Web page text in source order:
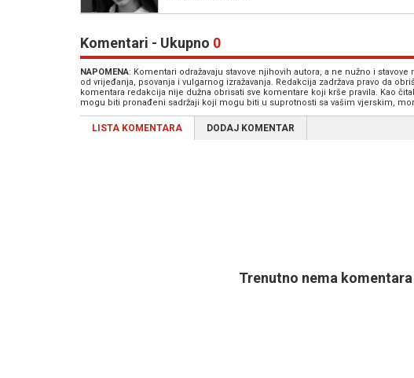
Komentari - Ukupno 0
NAPOMENA: Komentari odražavaju stavove njihovih autora, a ne nužno i
od vrijeđanja, psovanja i vulgarnog izražavanja. Redakcija zadržava pravo da
komentara redakcija nije dužna obrisati sve komentare koji krše pravila. Kao
mogu biti pronađeni sadržaji koji mogu biti u suprotnosti sa vašim vjerskim,
LISTA KOMENTARA DODAJ KOMENTAR
Trenutno nema